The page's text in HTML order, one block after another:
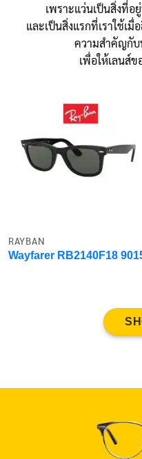
เพราะแว่นเป็นสิ่งที่อ
และเป็นสิ่งแรกที่เราใช้เ
ความสำคัญกับ
เพื่อให้เลนส์
RAYBAN
Wayfarer RB2140F18